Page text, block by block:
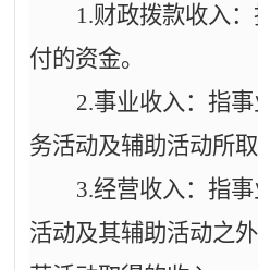
1.财政拨款收入
付的资金。
2.事业收入：指
务活动及辅助活动所取
3.经营收入：指
活动及其辅助活动之